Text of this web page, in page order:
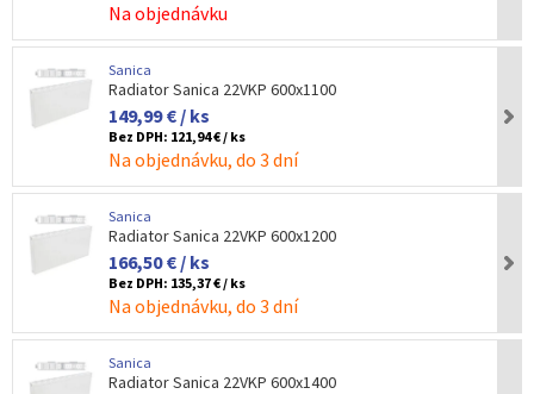
Na objednávku
Sanica
Radiator Sanica 22VKP 600x1100
149,99 € / ks
Bez DPH: 121,94 € / ks
Na objednávku, do 3 dní
Sanica
Radiator Sanica 22VKP 600x1200
166,50 € / ks
Bez DPH: 135,37 € / ks
Na objednávku, do 3 dní
Sanica
Radiator Sanica 22VKP 600x1400